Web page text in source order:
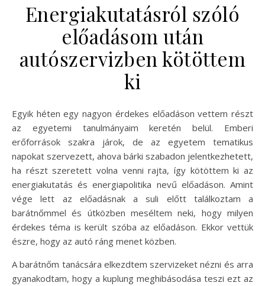
Energiakutatásról szóló
előadásom után
autószervizben kötöttem
ki
Egyik héten egy nagyon érdekes előadáson vettem részt
az egyetemi tanulmányaim keretén belül. Emberi
erőforrások szakra járok, de az egyetem tematikus
napokat szervezett, ahova bárki szabadon jelentkezhetett,
ha részt szeretett volna venni rajta, így kötöttem ki az
energiakutatás és energiapolitika nevű előadáson. Amint
vége lett az előadásnak a suli előtt találkoztam a
barátnőmmel és útközben meséltem neki, hogy milyen
érdekes téma is került szóba az előadáson. Ekkor vettük
észre, hogy az autó ráng menet közben.
A barátnőm tanácsára elkezdtem szervizeket nézni és arra
gyanakodtam, hogy a kuplung meghibásodása teszi ezt az